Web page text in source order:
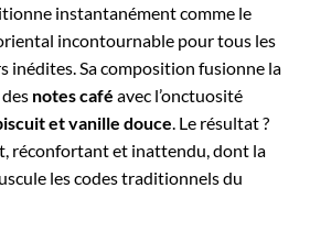
instantanément comme le
incontournable pour tous les
inédites. Sa composition fusionne la
notes café avec l’onctuosité
et vanille douce . Le résultat ?
réconfortant et inattendu, dont la
les codes traditionnels du